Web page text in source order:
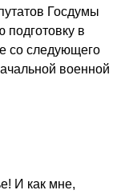
Госдумы
в
со следующего
военной
И как мне,